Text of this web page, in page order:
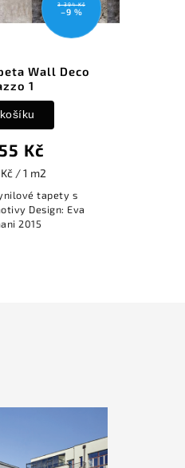
3 394 Kč
–9 %
Wall Deco
1
Kč
/ 1 m2
tapety s
Design: Eva
2015